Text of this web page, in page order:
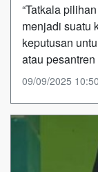
“Tatkala
menjadi suatu
keputusan
atau
09/09/2025